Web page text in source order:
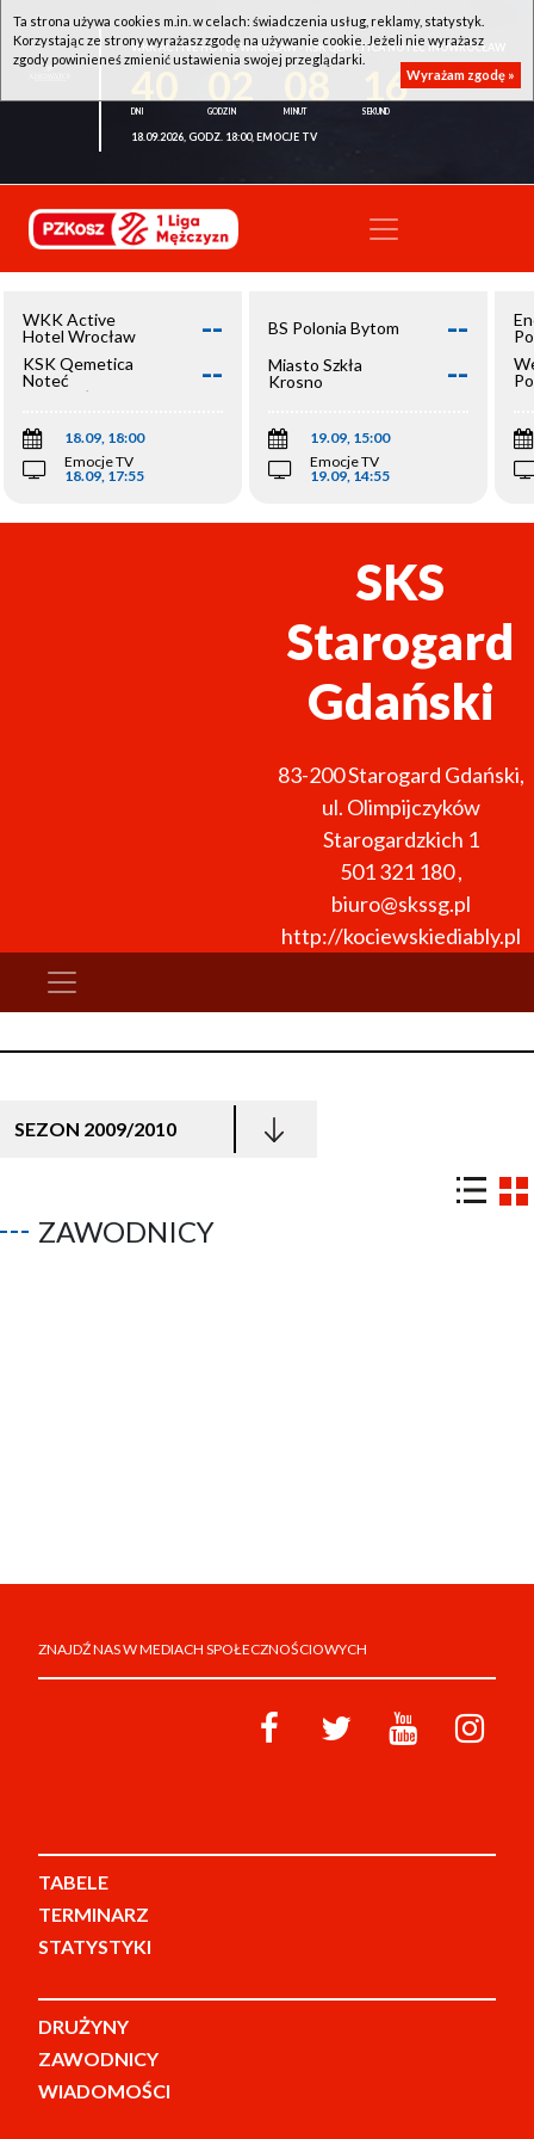
WKK ACTIVE HOTEL WROCŁAW - KSK QEMETICA NOTEĆ INOWROCŁAW
16
18.09.2026, GODZ. 18:00, EMOCJE TV
WKK Active
Hotel Wrocław
--
KSK Qemetica
Noteć
Inowrocław
--
18.09, 18:00
Emocje TV
18.09, 17:55
BS Polonia Bytom --
Miasto Szkła
Krosno
--
19.09, 15:00
Emocje TV
19.09, 14:55
SKS
Starogard
Gdański
83-200Starogard Gdański,
ul. Olimpijczyków
Starogardzkich 1
501 321 180,
biuro@skssg.pl
http://kociewskiediably.pl
SEZON 2009/2010
ZAWODNICY
ZNAJDŹ NAS W MEDIACH SPOŁECZNOŚCIOWYCH
TABELE
TERMINARZ
STATYSTYKI
DRUŻYNY
ZAWODNICY
WIADOMOŚCI
Ta strona używa cookies m.in. w celach: świadczenia usług, reklamy, statystyk.
Korzystając ze strony wyrażasz zgodę na używanie cookie. Jeżeli nie wyrażasz
zgody powinieneś zmienić ustawienia swojej przeglądarki.
Wyrażam zgodę »